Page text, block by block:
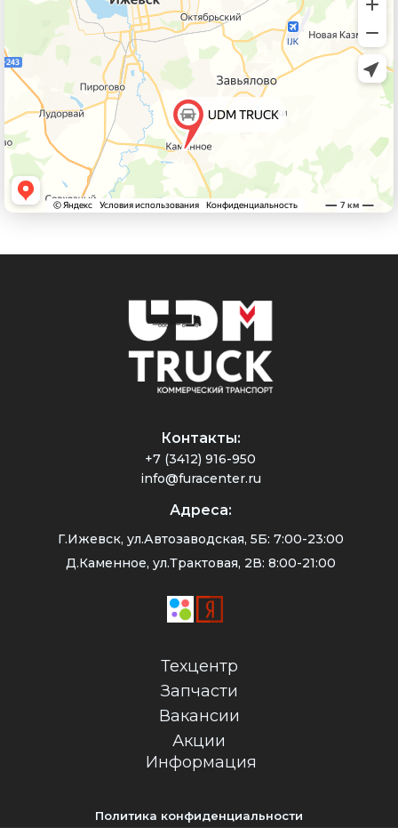
Контакты:
+7 (3412) 916-950
info@furacenter.ru
Адреса:
Г.Ижевск, ул.Автозаводская, 5Б: 7:00-23:00
Д.Каменное, ул.Трактовая, 2В: 8:00-21:00
Техцентр
Запчасти
Вакансии
Акции
Информация
Политика конфиденциальности